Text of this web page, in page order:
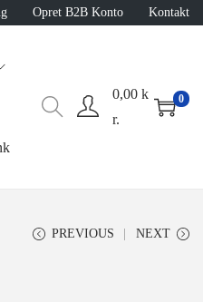
Opret B2B Konto Kontakt
0,00 k
r.
0
PREVIOUS NEXT